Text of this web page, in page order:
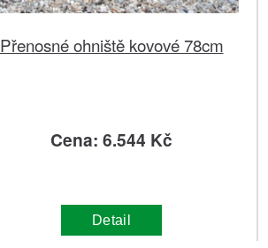
Přenosné ohniště kovové 78cm
Cena: 6.544 Kč
Detail